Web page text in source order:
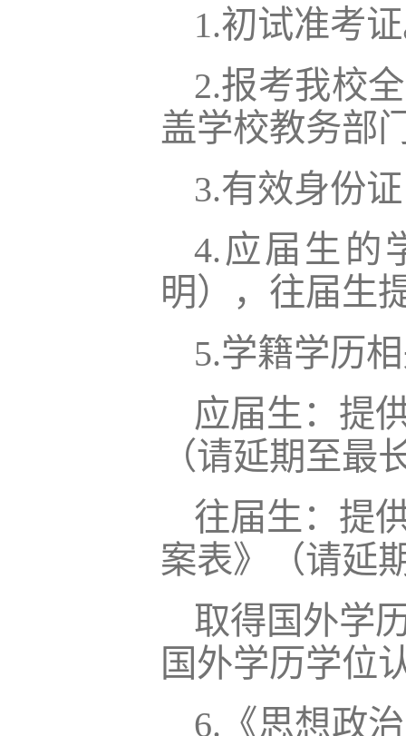
1.初试准考
2.报考我校
盖学校教务部
3.有效身份
4.应届生的
明），往届生
5.学籍学历
应届生：提
（请延期至最
往届生：提
案表》（请延
取得国外学
国外学历学位
6.《思想政